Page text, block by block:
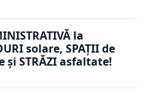
la
solare, SPAȚII de
și STRĂZI asfaltate!